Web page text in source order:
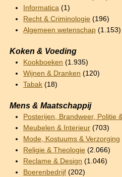
Informatica (1)
Recht & Criminologie (196)
Algemeen wetenschap (1.153)
Koken & Voeding
Kookboeken (1.935)
Wijnen & Dranken (120)
Tabak (18)
Mens & Maatschappij
Posterijen, Brandweer, Politie
Meubelen & Interieur (703)
Mode, Kostuums & Verzorging
Religie & Theologie (2.066)
Reclame & Design (1.046)
Boerenbedrijf (202)